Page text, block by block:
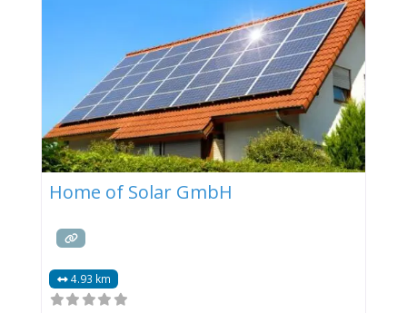
Home of Solar GmbH
4.93 km